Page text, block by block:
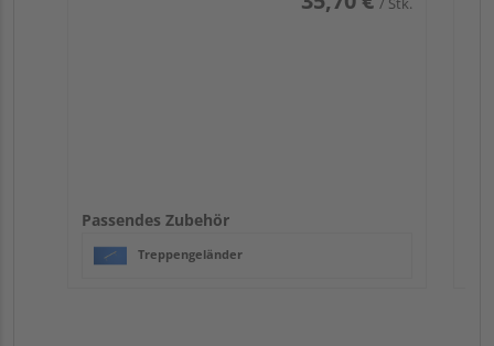
Passendes Zubehör
Treppengeländer